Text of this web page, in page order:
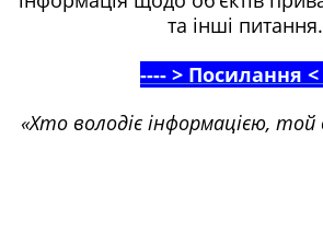
та інші питання.
---- > Посилання <
«Хто володіє інформацією, той